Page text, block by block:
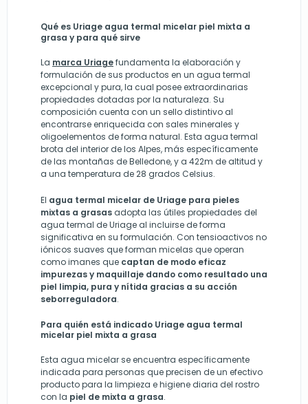
Qué es Uriage agua termal micelar piel mixta a
grasa y para qué sirve
La marca Uriagefundamenta la elaboración y
formulación de sus productos en un agua termal
excepcional y pura, la cual posee extraordinarias
propiedades dotadas por la naturaleza. Su
composición cuenta con un sello distintivo al
encontrarse enriquecida con sales minerales y
oligoelementos de forma natural. Esta agua termal
brota del interior de los Alpes, más específicamente
de las montañas de Belledone, y a 422m de altitud y
a una temperatura de 28 grados Celsius.
El agua termal micelar de Uriage para pieles
mixtas a grasas adopta las útiles propiedades del
agua termal de Uriage al incluirse de forma
significativa en su formulación. Con tensioactivos no
iónicos suaves que forman micelas que operan
como imanes que captan de modo eficaz
impurezas y maquillaje dando como resultado una
piel limpia, pura y nítida gracias a su acción
seborreguladora.
Para quién está indicado Uriage agua termal
micelar piel mixta a grasa
Esta agua micelar se encuentra específicamente
indicada para personas que precisen de un efectivo
producto para la limpieza e higiene diaria del rostro
con la piel de mixta a grasa.